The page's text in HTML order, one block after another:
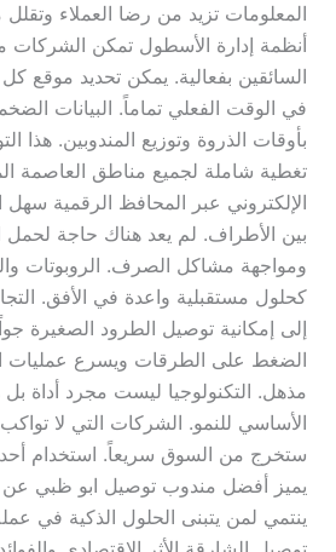
المعلومات تزيد من رضا العملاء
أنظمة إدارة الأسطول تمكن الشركات
السائقين بفعالية. يمكن تحديد موقع
في الوقت الفعلي تماماً. البيانات
بأوقات الذروة وتوزيع المندوبين. هذا
تغطية شاملة لجميع مناطق العاصمة
الإلكتروني عبر المحافظ الرقمية سهل
بين الأطراف. لم يعد هناك حاجة لحمل
ومواجهة مشاكل الصرف. الروبوتات
كحلول مستقبلية واعدة في الأفق.
إلى إمكانية توصيل الطرود الصغيرة
الضغط على الطرقات ويسرع عمليات
مذهل. التكنولوجيا ليست مجرد أداة
الأساسي للنمو. الشركات التي لا تواكب
ستخرج من السوق سريعاً. استخدام
يميز أفضل مندوب توصيل ابو ظبي عن
ينتمي لمن يتبنى الحلول الذكية في